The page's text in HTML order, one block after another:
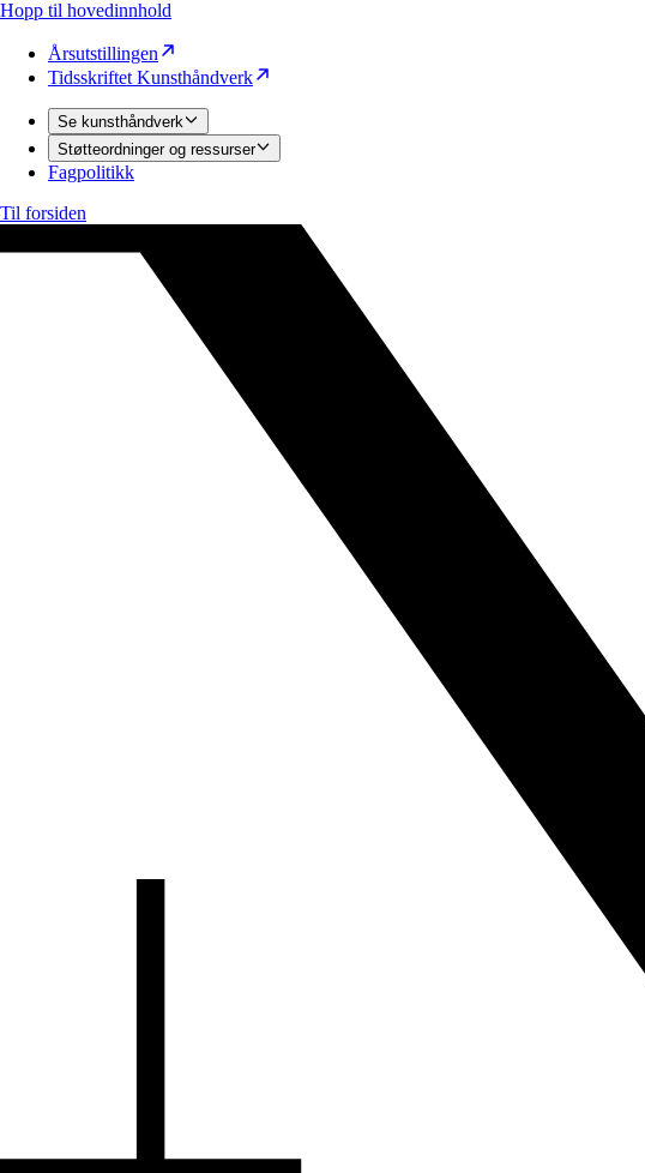
Hopp til hovedinnhold
Årsutstillingen
Tidsskriftet Kunsthåndverk
Se kunsthåndverk
Støtteordninger og ressurser
Fagpolitikk
Til forsiden